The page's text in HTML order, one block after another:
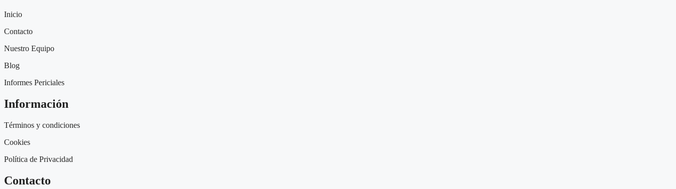
Inicio
Contacto
Nuestro Equipo
Blog
Informes Periciales
Información
Términos y condiciones
Cookies
Política de Privacidad
Contacto